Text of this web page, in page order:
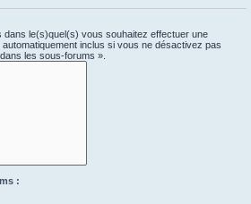
dans le(s)quel(s) vous souhaitez effectuer une
inclus si vous ne désactivez pas
les sous-forums ».
: